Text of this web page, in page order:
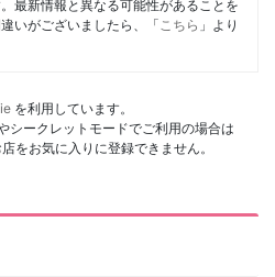
最新情報と異なる可能性があることを
いがございましたら、「 こちら 」より
を利用しています。
シークレットモードでご利用の場合は
をお気に入りに登録できません。